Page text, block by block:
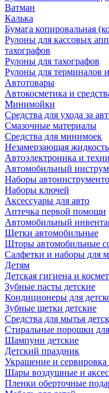
Ватман
Калька
Бумага копировальная
Рулоны для кассовых
тахографов
Рулоны для тахографов
Рулоны для терминалов
Автотовары
Автокосметика и
Минимойки
Средства для ухода за
Смазочные материалы
Средства для минимоек
Незамерзающая жидкость
Автоэлектроника и
Автомобильный
Наборы
Наборы ключей
Аксессуары для авто
Аптечка первой помощи
Автомобильный
Щетки автомобильные
Шторы автомобильные
Салфетки и наборы для
Детям
Детская гигиена и
Зубные пасты детские
Кондиционеры для
Зубные щетки детские
Средства для мытья
Стиральные порошки для
Шампуни детские
Детский праздник
Украшение и сервировка
Шары воздушные и
Пленки оберточные